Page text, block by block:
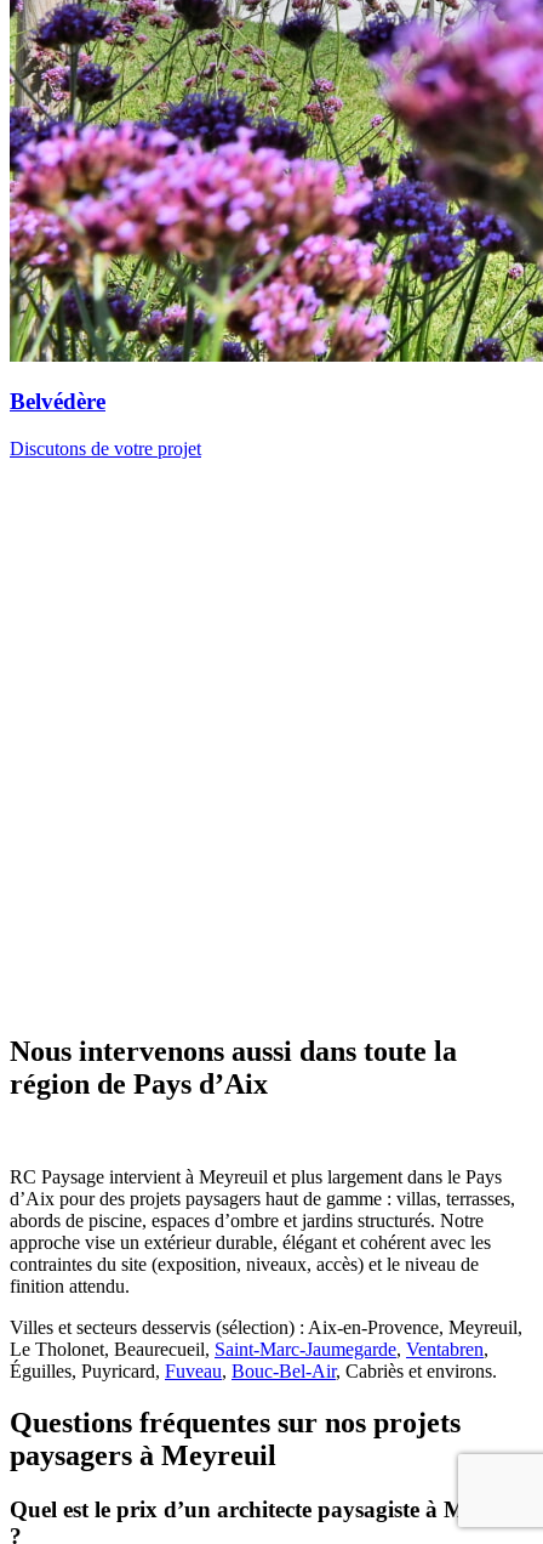
Belvédère
Discutons de votre projet
Nous intervenons aussi dans toute la
région de Pays d’Aix
RC Paysage intervient à Meyreuil et plus largement dans le Pays
d’Aix pour des projets paysagers haut de gamme : villas, terrasses,
abords de piscine, espaces d’ombre et jardins structurés. Notre
approche vise un extérieur durable, élégant et cohérent avec les
contraintes du site (exposition, niveaux, accès) et le niveau de
finition attendu.
Villes et secteurs desservis (sélection) : Aix-en-Provence, Meyreuil,
Le Tholonet, Beaurecueil, Saint-Marc-Jaumegarde, Ventabren,
Éguilles, Puyricard, Fuveau, Bouc-Bel-Air, Cabriès et environs.
Questions fréquentes sur nos projets
paysagers à Meyreuil
Quel est le prix d’un architecte paysagiste à Meyreuil
?